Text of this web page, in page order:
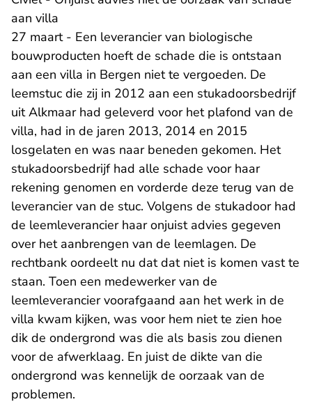
aan villa
27 maart - Een leverancier van biologische
bouwproducten hoeft de schade die is ontstaan
aan een villa in Bergen niet te vergoeden. De
leemstuc die zij in 2012 aan een stukadoorsbedrijf
uit Alkmaar had geleverd voor het plafond van de
villa, had in de jaren 2013, 2014 en 2015
losgelaten en was naar beneden gekomen. Het
stukadoorsbedrijf had alle schade voor haar
rekening genomen en vorderde deze terug van de
leverancier van de stuc. Volgens de stukadoor had
de leemleverancier haar onjuist advies gegeven
over het aanbrengen van de leemlagen. De
rechtbank oordeelt nu dat dat niet is komen vast te
staan. Toen een medewerker van de
leemleverancier voorafgaand aan het werk in de
villa kwam kijken, was voor hem niet te zien hoe
dik de ondergrond was die als basis zou dienen
voor de afwerklaag. En juist de dikte van die
ondergrond was kennelijk de oorzaak van de
problemen.